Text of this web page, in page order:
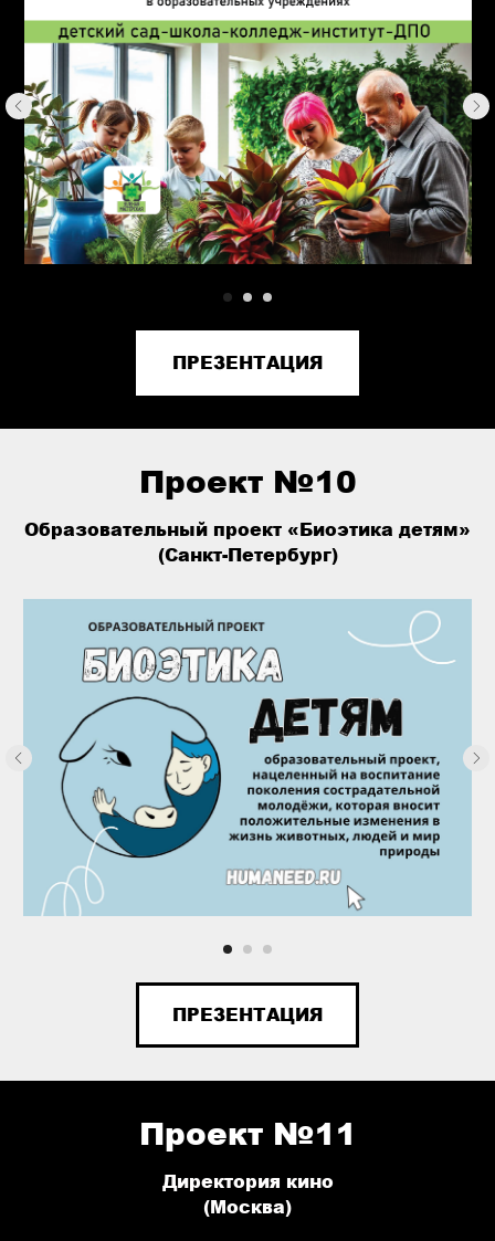
ПРЕЗЕНТАЦИЯ
Проект №10
Образовательный проект «Биоэтика детям»
(Санкт-Петербург)
ПРЕЗЕНТАЦИЯ
Проект №11
Директория кино
(Москва)